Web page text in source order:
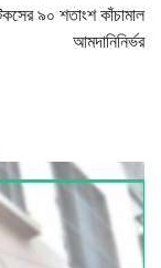
৯০ শতাংশ কাঁচামাল
আমদানিনির্ভর